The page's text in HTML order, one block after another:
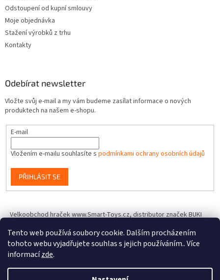
Tento web používá soubory cookie. Dalším procházením
tohoto webu vyjadřujete souhlas s jejich používáním.. Více
informacízde.
Odstoupení od kupní smlouvy
Moje objednávka
Stažení výrobků z trhu
Kontakty
Odebírat newsletter
Vložte svůj e-mail a my vám budeme zasílat informace o nových
produktech na našem e-shopu.
E-mail
Vložením e-mailu souhlasíte s podmínkami ochrany osobních údajů
PŘIHLÁSIT SE
Velkoobchod hraček www.Smart-Toys.cz, distributor značek BUKI